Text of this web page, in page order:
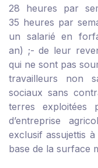
28 heures par
35 heures par
un salarié en
an) ;- de leur
qui ne sont pas
travailleurs non
sociaux sans
terres exploitées
d’entreprise
exclusif assujettis
base de la surface